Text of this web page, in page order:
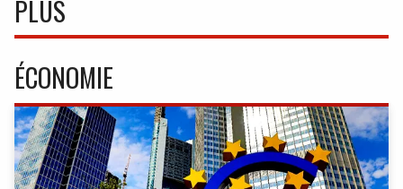
PLUS
ÉCONOMIE